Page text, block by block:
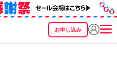
お申し込み